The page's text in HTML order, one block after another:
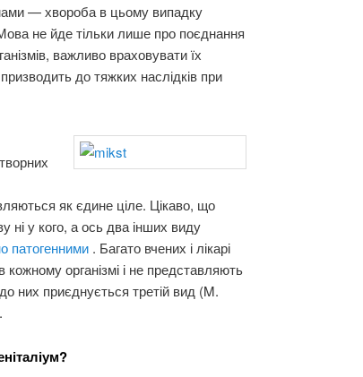
— хвороба в цьому випадку
не йде тільки лише про поєднання
важливо враховувати їх
до тяжких наслідків при
як єдине ціле. Цікаво, що
ні у кого, а ось два інших виду
патогенними . Багато вчених і лікарі
кожному організмі і не представляють
них приєднується третій вид (M.